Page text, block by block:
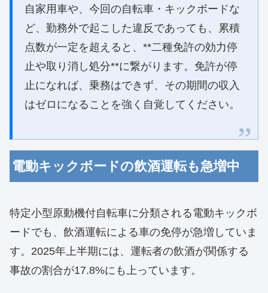
自家用車や、今回の自転車・キックボードな
ど、勤務外で起こした違反であっても、累積
点数が一定を超えると、**二種免許の効力停
止や取り消し処分**に繋がります。免許が停
止になれば、乗務はできず、その期間の収入
はゼロになることを強く自覚してください。
電動キックボードの飲酒運転も急増中
特定小型原動機付自転車に分類される電動キックボ
ードでも、飲酒運転による車の免停が急増していま
す。2025年上半期には、運転者の飲酒が関係する
事故の割合が17.8%にも上っています。